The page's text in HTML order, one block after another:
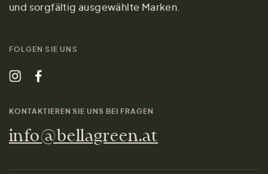
und sorgfältig ausgewählte Marken.
FOLGEN SIE UNS
KONTAKTIEREN SIE UNS BEI FRAGEN
info@bellagreen.at